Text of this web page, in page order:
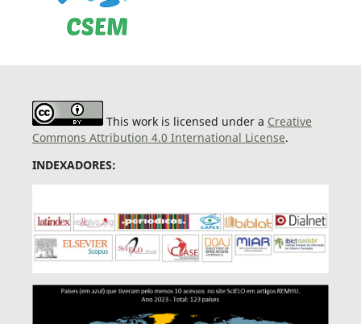
This work is licensed under a Creative
Commons Attribution 4.0 International License.
INDEXADORES: